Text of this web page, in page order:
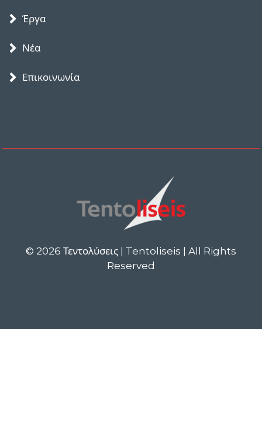
Έργα
Νέα
Επικοινωνία
© 2026 Τεντολύσεις | Tentoliseis | All Rights
Reserved